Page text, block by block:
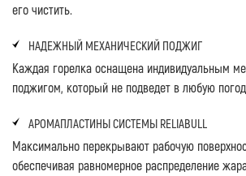
его чистить.
НАДЕЖНЫЙ МЕХАНИЧЕСКИЙ ПОДЖИГ
Каждая горелка оснащена индивидуальным
поджигом, который не подведет в любую
АРОМАПЛАСТИНЫ СИСТЕМЫ RELIABULL
Максимально перекрывают рабочую
обеспечивая равномерное распределение